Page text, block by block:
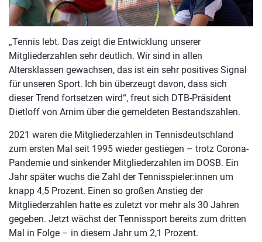
„Tennis lebt. Das zeigt die Entwicklung unserer
Mitgliederzahlen sehr deutlich. Wir sind in allen
Altersklassen gewachsen, das ist ein sehr positives Signal
für unseren Sport. Ich bin überzeugt davon, dass sich
dieser Trend fortsetzen wird“, freut sich DTB-Präsident
Dietloff von Arnim über die gemeldeten Bestandszahlen.
2021 waren die Mitgliederzahlen in Tennisdeutschland
zum ersten Mal seit 1995 wieder gestiegen – trotz Corona-
Pandemie und sinkender Mitgliederzahlen im DOSB. Ein
Jahr später wuchs die Zahl der Tennisspieler:innen um
knapp 4,5 Prozent. Einen so großen Anstieg der
Mitgliederzahlen hatte es zuletzt vor mehr als 30 Jahren
gegeben. Jetzt wächst der Tennissport bereits zum dritten
Mal in Folge – in diesem Jahr um 2,1 Prozent.